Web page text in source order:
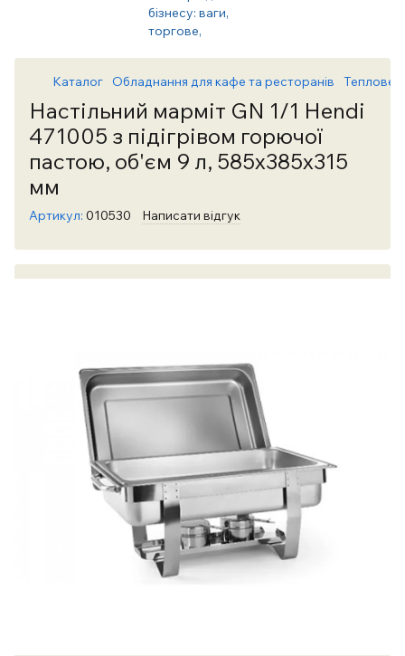
Каталог Обладнання для кафе та ресторанів Теплове
Настільний марміт GN 1/1 Hendi
471005 з підігрівом горючої
пастою, об'єм 9 л, 585x385x315
мм
Артикул: 010530 Написати відгук